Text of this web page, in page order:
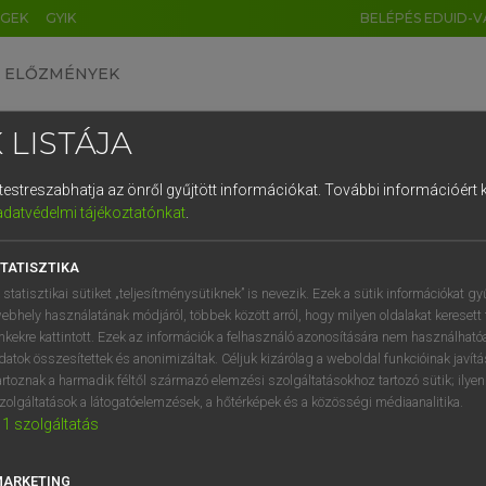
GYIK BELÉPÉS EDUID-
ELŐZMÉNYEK
egyetemes nagyszótár
VAN ELŐFIZETÉSED?
megtekintéséhez.
LISTÁJA
az önről gyűjtött információkat. További információért
tájékoztatónkat.
statisztikai sütiket „teljesítménysütiknek” is nevezik. Ezek a sütik információkat
használatának módjáról, többek között arról, hogy milyen oldalakat keresett
kattintott. Ezek az információk a felhasználó azonosítására nem
összesítettek és anonimizáltak. Céljuk kizárólag a weboldal funkcióinak
a harmadik féltől származó elemzési szolgáltatásokhoz tartozó sütik;
a látogatóelemzések, a hőtérképek és a közösségi médiaanalitika.
1 szolgáltatás
DE CN FR ES IT NL
1 2 3 4 5 6 7 8 9
q w e r t z u i
a s d f g h j k l é
í y x c v b n m , .